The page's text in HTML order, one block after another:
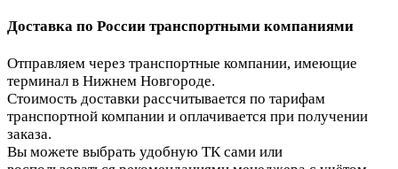
Доставка по России транспортными компаниями
Отправляем через транспортные компании, имеющие
терминал в Нижнем Новгороде.
Стоимость доставки рассчитывается по тарифам
транспортной компании и оплачивается при получении
заказа.
Вы можете выбрать удобную ТК сами или